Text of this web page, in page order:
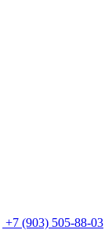
+7 (903) 505-88-03